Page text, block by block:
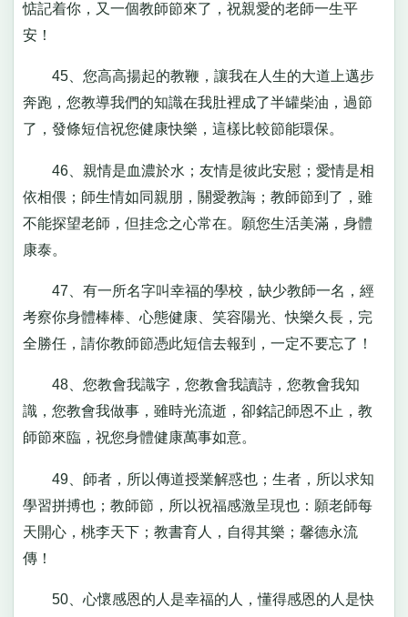
惦記着你，又一個教師節來了，祝親愛的老師一生平
安！
45、您高高揚起的教鞭，讓我在人生的大道上邁步
奔跑，您教導我們的知識在我肚裡成了半罐柴油，過節
了，發條短信祝您健康快樂，這樣比較節能環保。
46、親情是血濃於水；友情是彼此安慰；愛情是相
依相偎；師生情如同親朋，關愛教誨；教師節到了，雖
不能探望老師，但挂念之心常在。願您生活美滿，身體
康泰。
47、有一所名字叫幸福的學校，缺少教師一名，經
考察你身體棒棒、心態健康、笑容陽光、快樂久長，完
全勝任，請你教師節憑此短信去報到，一定不要忘了！
48、您教會我識字，您教會我讀詩，您教會我知
識，您教會我做事，雖時光流逝，卻銘記師恩不止，教
師節來臨，祝您身體健康萬事如意。
49、師者，所以傳道授業解惑也；生者，所以求知
學習拼搏也；教師節，所以祝福感激呈現也：願老師每
天開心，桃李天下；教書育人，自得其樂；馨德永流
傳！
50、心懷感恩的人是幸福的人，懂得感恩的人是快